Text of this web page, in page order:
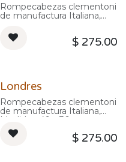
Rompecabezas clementoni
de manufactura Italiana,
$ 275.00
Londres
Rompecabezas clementoni
de manufactura Italiana,
Medidas: 49 x 36 cm
$ 275.00